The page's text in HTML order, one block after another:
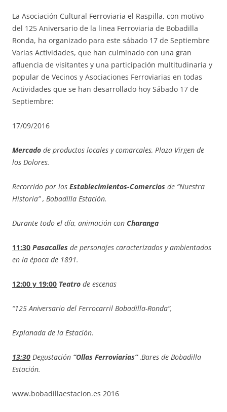
La Asociación Cultural Ferroviaria el Raspilla, con motivo
del 125 Aniversario de la linea Ferroviaria de Bobadilla
Ronda, ha organizado para este sábado 17 de Septiembre
Varias Actividades, que han culminado con una gran
afluencia de visitantes y una participación multitudinaria y
popular de Vecinos y Asociaciones Ferroviarias en todas
Actividades que se han desarrollado hoy Sábado 17 de
Septiembre:
17/09/2016
Mercado de productos locales y comarcales, Plaza Virgen de
los Dolores.
Recorrido por los Establecimientos-Comercios de ”Nuestra
Historia” , Bobadilla Estación.
Durante todo el día, animación con Charanga
11:30 Pasacalles de personajes caracterizados y ambientados
en la época de 1891.
12:00 y 19:00 Teatro de escenas
“125 Aniversario del Ferrocarril Bobadilla-Ronda”,
Explanada de la Estación.
13:30 Degustación “Ollas Ferroviarias”,Bares de Bobadilla
Estación.
www.bobadillaestacion.es 2016